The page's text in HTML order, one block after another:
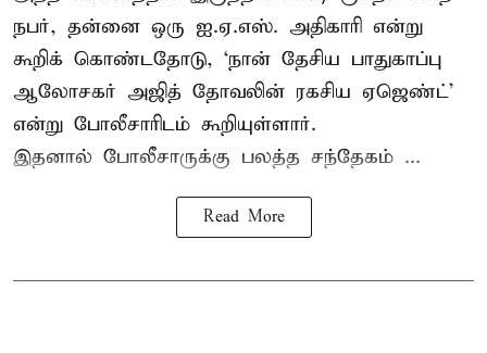
நபர், தன்னை ஒரு ஐ.ஏ.எஸ். அதிகாரி என்று
கூறிக் கொண்டதோடு, ‘நான் தேசிய பாதுகாப்பு
ஆலோசகர் அஜித் தோவலின் ரகசிய ஏஜெண்ட்’
என்று போலீசாரிடம் கூறியுள்ளார்.
இதனால் போலீசாருக்கு பலத்த சந்தேகம் ...
Read More